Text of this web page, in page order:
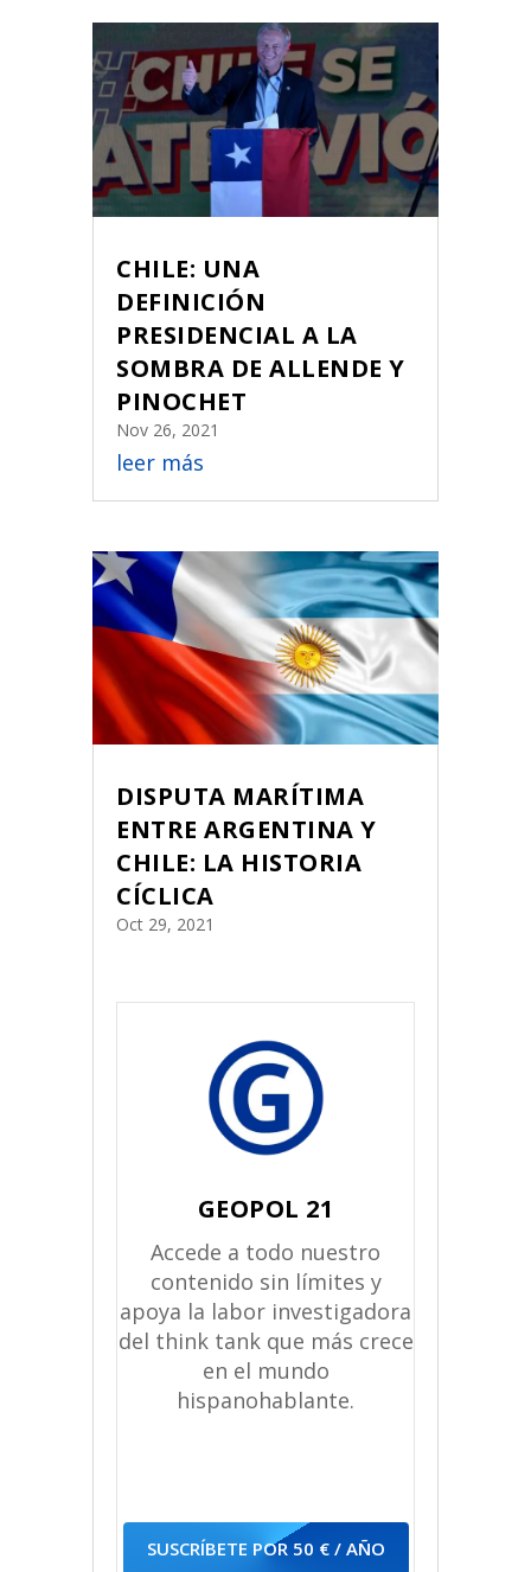
CHILE: UNA
DEFINICIÓN
PRESIDENCIAL A LA
SOMBRA DE ALLENDE Y
PINOCHET
Nov 26, 2021
leer más
DISPUTA MARÍTIMA
ENTRE ARGENTINA Y
CHILE: LA HISTORIA
CÍCLICA
Oct 29, 2021
GEOPOL 21
Accede a todo nuestro
contenido sin límites y
apoya la labor investigadora
del think tank que más crece
en el mundo
hispanohablante.
SUSCRÍBETE POR 50 € / AÑO